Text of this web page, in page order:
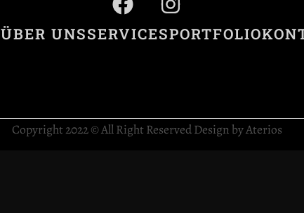
ÜBER UNSSERVICESPORTFOLIO
Copyright 2022 © All Right Reserved Design by Aterios